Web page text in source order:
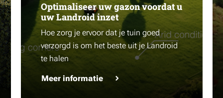
Optimaliseer uw gazon voordat u
uw Landroid inzet
Hoe zorg je ervoor dat je tuin goed
verzorgd is om het beste uit je Landroid
te halen
Meer informatie